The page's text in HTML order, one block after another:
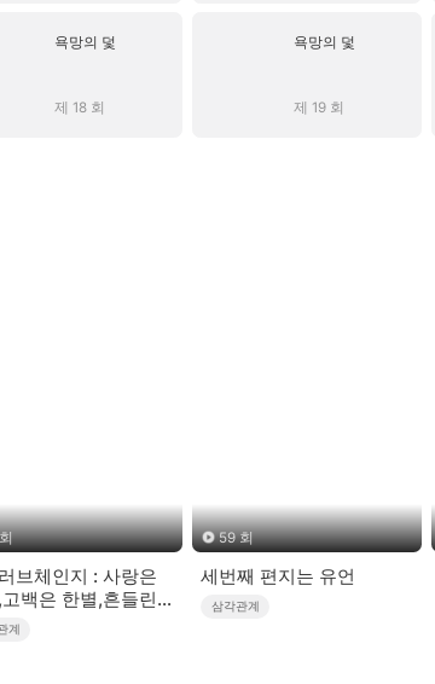
욕망의 덫
제 18 회
욕망의 덫
제 19 회
브체인지 : 사랑은
백은 한별,흔들린
주
계
59 회
세번째 편지는 유언
삼각관계